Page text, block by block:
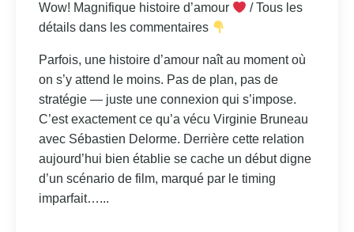
Wow! Magnifique histoire d’amour
/ Tous les
détails dans les commentaires
Parfois, une histoire d’amour naît au moment où
on s’y attend le moins. Pas de plan, pas de
stratégie — juste une connexion qui s’impose.
C’est exactement ce qu’a vécu Virginie Bruneau
avec Sébastien Delorme. Derrière cette relation
aujourd’hui bien établie se cache un début digne
d’un scénario de film, marqué par le timing
imparfait…...